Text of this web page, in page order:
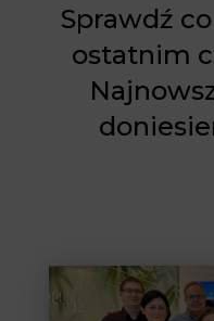
Sprawdź
ostatnim